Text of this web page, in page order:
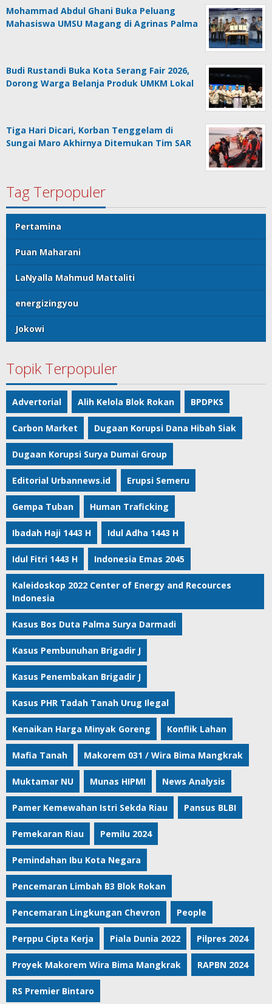
Mohammad Abdul Ghani Buka Peluang
Mahasiswa UMSU Magang di Agrinas Palma
Budi Rustandi Buka Kota Serang Fair 2026,
Dorong Warga Belanja Produk UMKM Lokal
Tiga Hari Dicari, Korban Tenggelam di
Sungai Maro Akhirnya Ditemukan Tim SAR
Tag Terpopuler
Pertamina
Puan Maharani
LaNyalla Mahmud Mattaliti
energizingyou
Jokowi
Topik Terpopuler
Advertorial Alih Kelola Blok Rokan BPDPKS
Carbon Market Dugaan Korupsi Dana Hibah Siak
Dugaan Korupsi Surya Dumai Group
Editorial Urbannews.id Erupsi Semeru
Gempa Tuban Human Traficking
Ibadah Haji 1443 H Idul Adha 1443 H
Idul Fitri 1443 H Indonesia Emas 2045
Kaleidoskop 2022 Center of Energy and Recources
Indonesia
Kasus Bos Duta Palma Surya Darmadi
Kasus Pembunuhan Brigadir J
Kasus Penembakan Brigadir J
Kasus PHR Tadah Tanah Urug Ilegal
Kenaikan Harga Minyak Goreng Konflik Lahan
Mafia Tanah Makorem 031 / Wira Bima Mangkrak
Muktamar NU Munas HIPMI News Analysis
Pamer Kemewahan Istri Sekda Riau Pansus BLBI
Pemekaran Riau Pemilu 2024
Pemindahan Ibu Kota Negara
Pencemaran Limbah B3 Blok Rokan
Pencemaran Lingkungan Chevron People
Perppu Cipta Kerja Piala Dunia 2022 Pilpres 2024
Proyek Makorem Wira Bima Mangkrak RAPBN 2024
RS Premier Bintaro